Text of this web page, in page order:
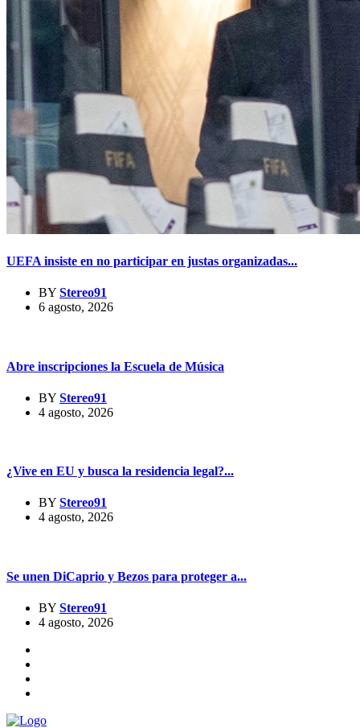
UEFA insiste en no participar en justas organizadas...
BY Stereo91
6 agosto, 2026
Abre inscripciones la Escuela de Música
BY Stereo91
4 agosto, 2026
¿Vive en EU y busca la residencia legal?...
BY Stereo91
4 agosto, 2026
Se unen DiCaprio y Bezos para proteger a...
BY Stereo91
4 agosto, 2026